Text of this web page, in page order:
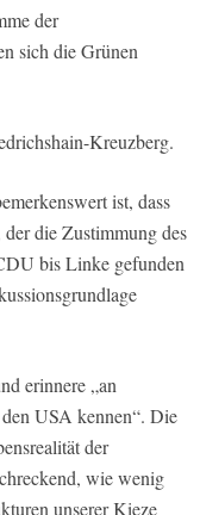
der
sich die Grünen
Kreuzberg.
ist, dass
die Zustimmung des
bis Linke gefunden
erinnere „an
USA kennen“. Die
der
wie wenig
unserer Kieze